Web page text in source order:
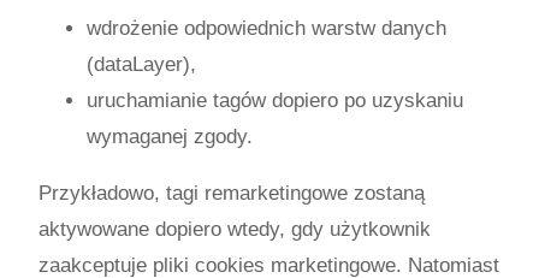
wdrożenie odpowiednich warstw danych
(dataLayer),
uruchamianie tagów dopiero po uzyskaniu
wymaganej zgody.
Przykładowo, tagi remarketingowe zostaną
aktywowane dopiero wtedy, gdy użytkownik
zaakceptuje pliki cookies marketingowe. Natomiast